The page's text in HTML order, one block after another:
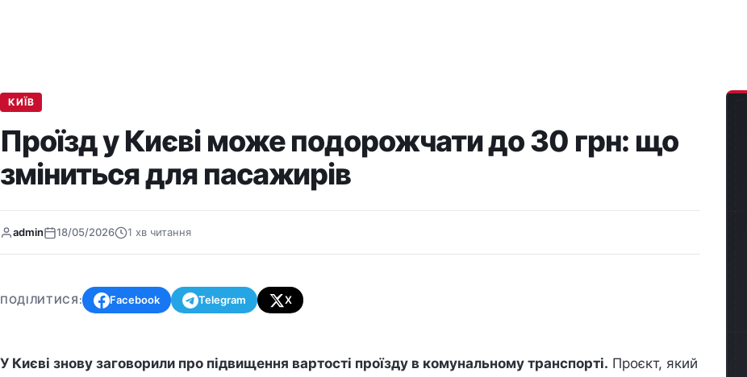
КИЇВ
Проїзд у Києві може подорожчати до 30 грн: що
зміниться для пасажирів
admin 18/05/2026 1 хв читання
ПОДІЛИТИСЯ: Facebook Telegram X
У Києві знову заговорили про підвищення вартості проїзду в комунальному транспорті. Проєкт, який